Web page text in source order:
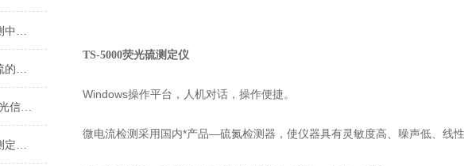
荧光定硫仪在油品硫含量检测中的应用与实操要点
紫外荧光硫测定仪：精密测硫的技术内核与选型之道
紫外荧光硫含量测定仪：“荧光信号衰减”的快速诊断
如何维护和校准紫外荧光硫测定仪？
TS-5000荧光硫测定仪
Windows操作平台，人机对话，操作便捷。
微电流检测采用国内*产品—硫氮检测器，使仪器具有灵敏度高、噪声低、线